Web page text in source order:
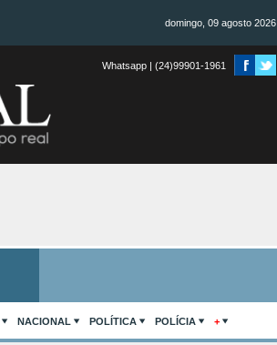
domingo, 09 agosto 2026
Whatsapp | (24)99901-1961
NACIONAL POLÍTICA POLÍCIA +